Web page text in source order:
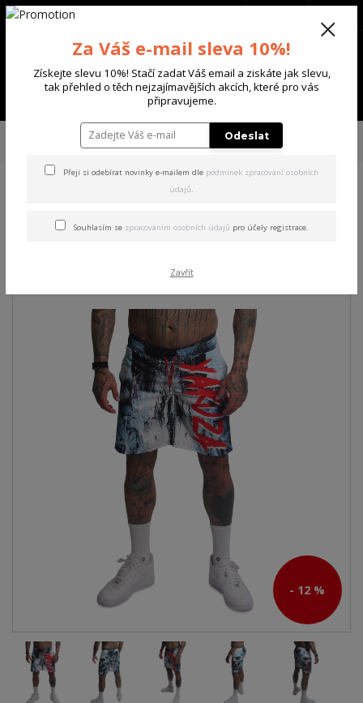
Menu
+420 702 136 620
PLAVKY
Yakuza pánské plavkové šortky Insanity Board
šortky Insanity Board Shorts
- 12 %
Za Váš e-mail sleva 10%!
Získejte slevu 10%! Stačí zadat Váš email a ziskáte jak slevu,
tak přehled o těch nejzajímavějších akcích, které pro vás
připravujeme.
Odeslat
Přeji si odebírat novinky e-mailem dle podmínek zpracování osobních
údajů.
Souhlasím se zpracováním osobních údajů pro účely registrace.
Zavřít